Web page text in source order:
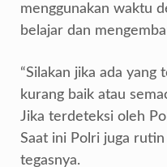
menggunakan waktu
belajar dan
“Silakan jika ada yang
kurang baik atau
Jika terdeteksi oleh
Saat ini Polri juga
tegasnya.